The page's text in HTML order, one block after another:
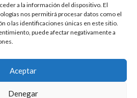
a la información del dispositivo. El
nos permitirá procesar datos como el
o las identificaciones únicas en este sitio.
puede afectar negativamente a
Aceptar
Denegar
clínica
de 9:30 a 14:00 horas
horas.